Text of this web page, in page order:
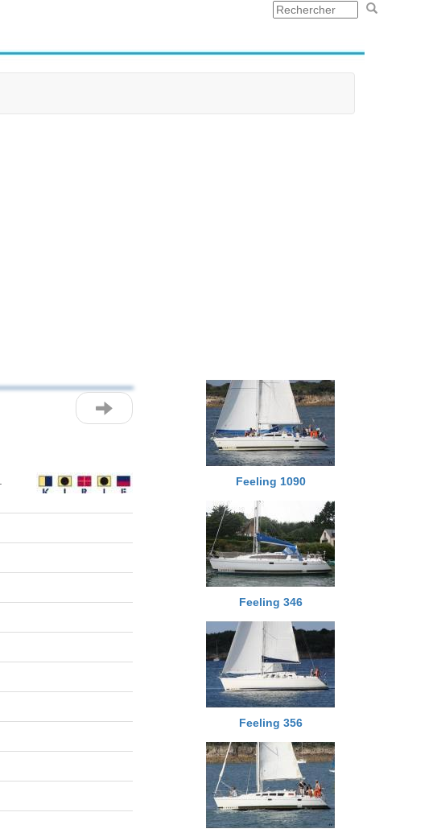
Feeling 1090
Feeling 346
Feeling 356